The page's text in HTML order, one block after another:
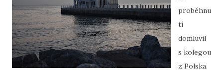
proběhnu
tí
domluvil
s kolegou
z Polska.